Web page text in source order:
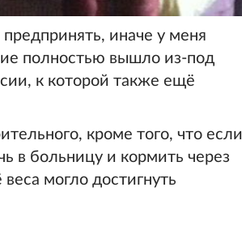
иначе у меня
полностью вышло из-под
к которой также ещё
кроме того, что если
в больницу и кормить через
могло достигнуть